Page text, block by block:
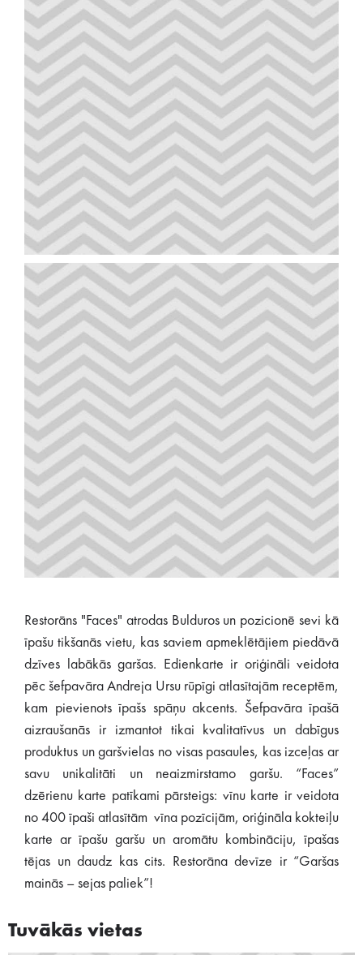
Restorāns "Faces" atrodas Bulduros un pozicionē sevi kā
īpašu tikšanās vietu, kas saviem apmeklētājiem piedāvā
dzīves labākās garšas. Edienkarte ir oriģināli veidota
pēc šefpavāra Andreja Ursu rūpīgi atlasītajām receptēm,
kam pievienots īpašs spāņu akcents. Šefpavāra īpašā
aizraušanās ir izmantot tikai kvalitatīvus un dabīgus
produktus un garšvielas no visas pasaules, kas izceļas ar
savu unikalitāti un neaizmirstamo garšu. “Faces”
dzērienu karte patīkami pārsteigs: vīnu karte ir veidota
no 400 īpaši atlasītām vīna pozīcijām, oriģināla kokteiļu
karte ar īpašu garšu un aromātu kombināciju, īpašas
tējas un daudz kas cits. Restorāna devīze ir “Garšas
mainās – sejas paliek”!
Tuvākās vietas